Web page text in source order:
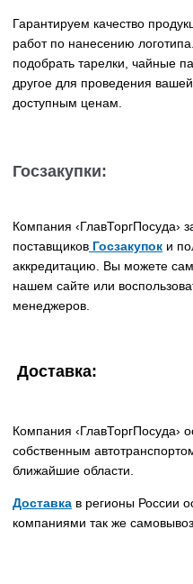
Гарантируем качество
работ по нанесению
подобрать тарелки, чайные
другое для проведения
доступным ценам.
Госзакупки:
Компания ‹ГлавТоргПосуда›
поставщиков Госзакупок и
аккредитацию. Вы можете
нашем сайте или
менеджеров.
Доставка:
Компания ‹ГлавТоргПосуда›
собственным
ближайшие области.
Доставка в регионы России
компаниями так же